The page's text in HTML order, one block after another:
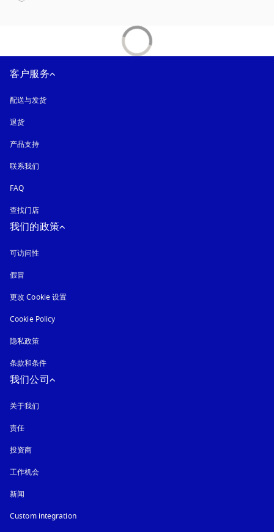
客户服务
配送与发货
退货
产品支持
联系我们
FAQ
查找门店
我们的政策
可访问性
假冒
更改 Cookie 设置
Cookie Policy
隐私政策
条款和条件
我们公司
关于我们
责任
投资商
工作机会
新闻
Custom integration